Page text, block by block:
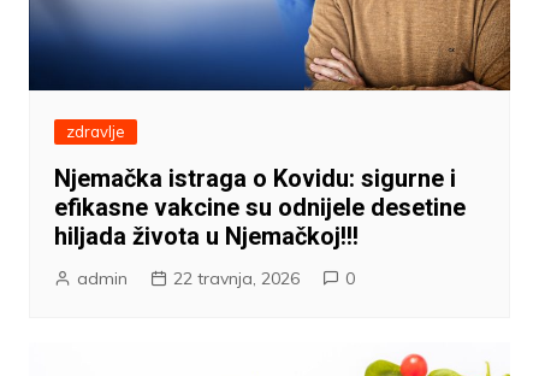
zdravlje
Njemačka istraga o Kovidu: sigurne i
efikasne vakcine su odnijele desetine
hiljada života u Njemačkoj!!!
admin 22 travnja, 2026 0